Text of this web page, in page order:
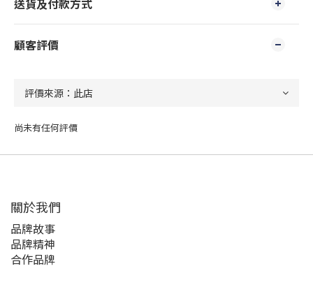
送貨及付款方式
顧客評價
尚未有任何評價
關於我們
品牌故事
品牌精神
合作品牌